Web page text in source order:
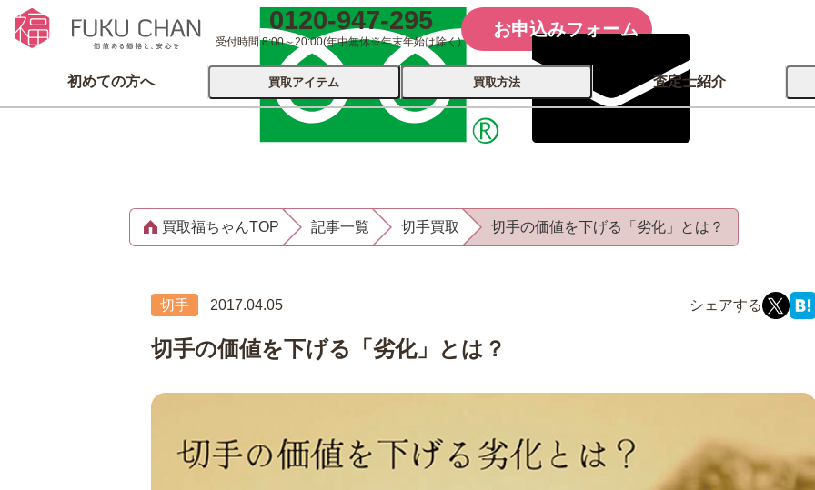
0120-947-295
受付時間 8:00～20:00(年中無休※年末年始は除く)
お申込みフォーム
初めての方へ 買取アイテム
ブランド
品
古銭 ⁄
記念硬貨
金 ⁄
宝石 金券
買取方法 査定士紹介
買取福ちゃんTOP 記事一覧 切手買取 切手の価値を下げる「劣化」とは？
切手 2017.04.05
切手の価値を下げる「劣化」とは？